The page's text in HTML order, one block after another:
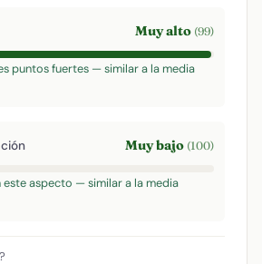
Muy alto (99)
puntos fuertes — similar a la media
Muy bajo (100)
este aspecto — similar a la media